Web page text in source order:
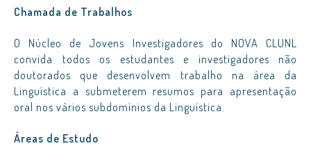
Chamada de Trabalhos
O Núcleo de Jovens Investigadores do NOVA CLUNL
convida todos os estudantes e investigadores não
doutorados que desenvolvem trabalho na área da
Linguística a submeterem resumos para apresentação
oral nos vários subdomínios da Linguística.
Áreas de Estudo